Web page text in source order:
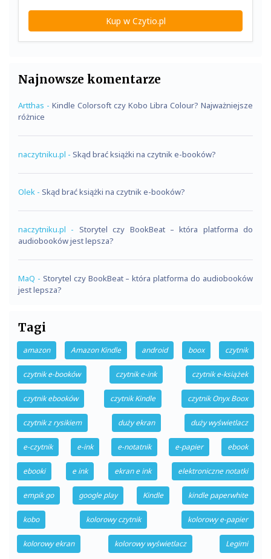
Kup w Czytio.pl
Najnowsze komentarze
Artthas - Kindle Colorsoft czy Kobo Libra Colour? Najważniejsze
różnice
naczytniku.pl - Skąd brać książki na czytnik e-booków?
Olek - Skąd brać książki na czytnik e-booków?
naczytniku.pl - Storytel czy BookBeat – która platforma do
audiobooków jest lepsza?
MaQ - Storytel czy BookBeat – która platforma do audiobooków
jest lepsza?
Tagi
amazon Amazon Kindle android boox czytnik
czytnik e-booków czytnik e-ink czytnik e-książek
czytnik ebooków czytnik Kindle czytnik Onyx Boox
czytnik z rysikiem duży ekran duży wyświetlacz
e-czytnik e-ink e-notatnik e-papier ebook
ebooki e ink ekran e ink elektroniczne notatki
empik go google play Kindle kindle paperwhite
kobo kolorowy czytnik kolorowy e-papier
kolorowy ekran kolorowy wyświetlacz Legimi